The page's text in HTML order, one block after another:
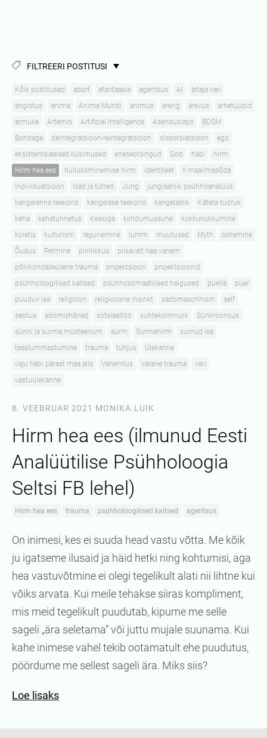
FILTREERI POSTITUSI
Kõik postitused abort afantaasia agentsus AI
aitaja vari
ängistus
anima Anima Mundi animus areng ärevus
arhetüübid
armuke
Artemis Artificial Intelligence Asenduslaps
BDSM
Bondage
deintegratsioon-reintegratsioon dissotsiatsioon
ego
eksistentsiaalsed küsimused
eneseotsingud God häbi
hirm
Hirm hea ees
hulluksminemise hirm identiteet
II maailmasõda
individuatsioon
Isad ja tütred Jung
jungiaanlik psühhoanalüüs
kangelanna teekond
kangelase teekond kangelaslik
Käteta tüdruk
keha
kehatunnetus Keskiga kiindumussuhe
kokkukukkumine
koletis
kulturism lagunemine lumm muutused Myth
ootamine
Õudus
Petmine piinlikkus
piisavalt hea vanem
põlvkondadeülene trauma
projektsioon
projektsioonid
psühholoogilised kaitsed
psühhosomaatilised haigused puella
puer
puuduv isa
religioon religioosne insinkt sadomasohhism
self
seotus
söömishäired sotsiaaltöö suhtekolmnurk
Sünkroonsus
sünni ja surma müsteerium
surm Surmahirm
surnud isa
taaslummastumine
trauma tühjus
Ülekanne
vaju häbi pärast maa alla
Vanemlus varane trauma
vari
vastuülekanne
8. VEEBRUAR 2021 MONIKA.LUIK
Hirm hea ees (ilmunud Eesti
Analüütilise Psühholoogia
Seltsi FB lehel)
Hirm hea ees trauma psühholoogilised kaitsed agentsus
On inimesi, kes ei suuda head vastu võtta. Me kõik
ju igatseme ilusaid ja häid hetki ning kohtumisi, aga
hea vastuvõtmine ei olegi tegelikult alati nii lihtne kui
võiks arvata. Kui meile tehakse siiras kompliment,
mis meid tegelikult puudutab, kipume me selle
sageli „ära seletama” või juttu mujale suunama. Kui
kahe inimese vahel tekib ootamatult ehe puudutus,
pöördume me sellest sageli ära. Miks siis?
Loe lisaks